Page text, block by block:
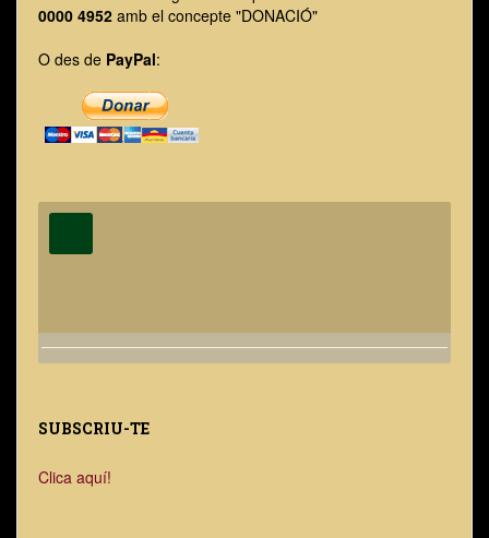
0000 4952 amb el concepte "DONACIÓ"
O des de PayPal:
SUBSCRIU-TE
Clica aquí!